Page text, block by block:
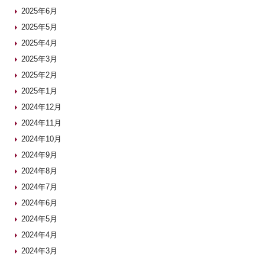
2025年6月
2025年5月
2025年4月
2025年3月
2025年2月
2025年1月
2024年12月
2024年11月
2024年10月
2024年9月
2024年8月
2024年7月
2024年6月
2024年5月
2024年4月
2024年3月